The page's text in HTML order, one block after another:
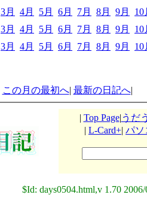
3月 4月 5月 6月 7月 8月 9月
10
3月 4月 5月 6月 7月 8月 9月
10
3月 4月 5月 6月 7月 8月 9月
10
この月の最初へ| 最新の日記へ|
| Top Page| うだ
| L-Card+| パソ
$Id: days0504.html,v 1.70